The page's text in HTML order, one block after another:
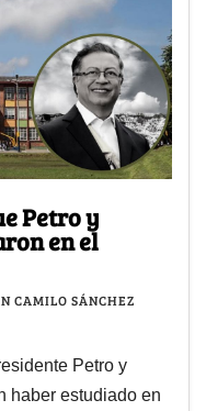
Petro y
en el
CAMILO SÁNCHEZ
Petro y
haber estudiado en